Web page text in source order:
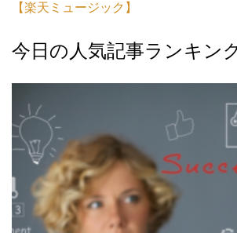
【楽天ミュージック】
今日の人気記事ランキン